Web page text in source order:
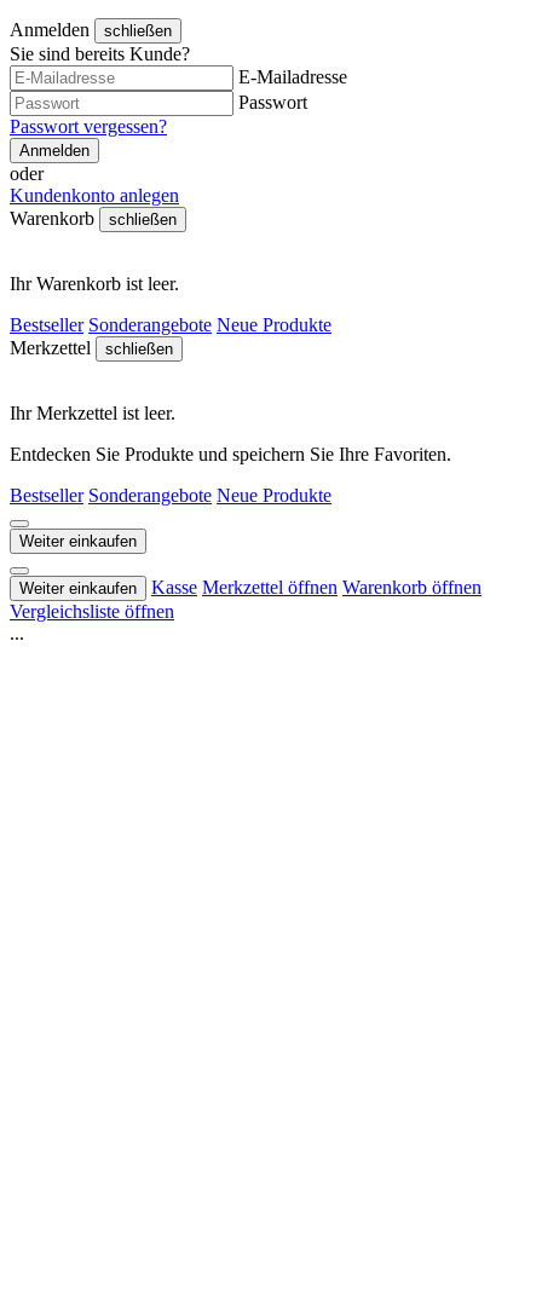
Anmelden schließen
Sie sind bereits Kunde?
E-Mailadresse
Passwort
Passwort vergessen?
Anmelden
oder
Kundenkonto anlegen
Warenkorb
schließen
Ihr Warenkorb ist leer.
Bestseller Sonderangebote Neue Produkte
Merkzettel
schließen
Ihr Merkzettel ist leer.
Entdecken Sie Produkte und speichern Sie Ihre Favoriten.
Bestseller Sonderangebote Neue Produkte
Weiter einkaufen
Weiter einkaufen Kasse Merkzettel öffnen Warenkorb öffnen
Vergleichsliste öffnen
...